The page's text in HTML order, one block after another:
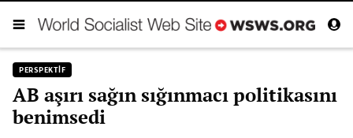
PERSPEKTIF
AB aşırı sağın sığınmacı politikasını
benimsedi